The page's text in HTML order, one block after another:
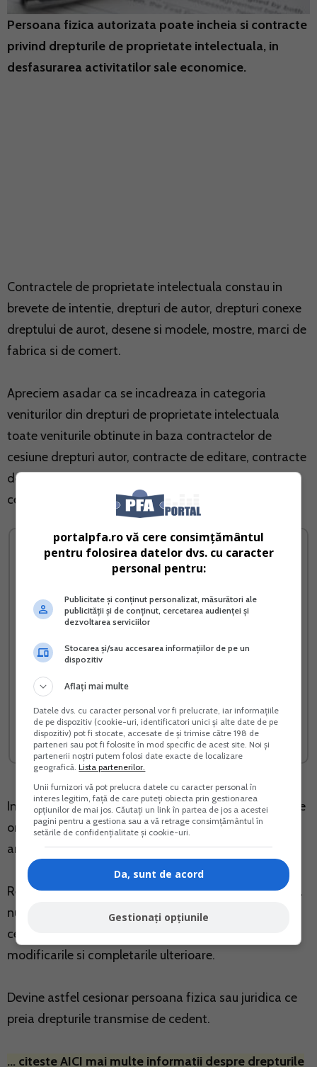
Persoana fizica autorizata poate incheia si contracte
privind drepturile de proprietate intelectuala, in
desfasurarea activitatilor sale economice.
Contractele de proprietate intelectuala constau in
brevete de intentie, drepturi de autor, drepturi conexe
dreptului de aurot, desene si modele, mostre, marci de
fabrica si de comert.
Apreciem asadar ca se incadreaza in categoria
veniturilor din drepturi de proprietate intelectuala
toate veniturile obtinute in baza contractelor de
cesiune drepturi autor, contracte de editare, contracte
de reprezentare teatrala sau de executie muzicala si
cele de inchiriere a unei opere.
Ghid complet Impozitul pe
venit si contributiile
sociale
Vreau acest produs → Vreau acest produs →
In plus, constituie obiect al drepturilor de autor operele
originale de creatie intelectuala in domeniile: literar,
artistic, stiintific.
Referitor la cesiunea drepturilor de autor, precizam ca
numai drepturile patrimoniale ale autorului sunt
cesibile, potrivit art. 39 alin. (1) din Legea nr.8/1996 cu
modificarile si completarile ulterioare.
Devine astfel cesionar persoana fizica sau juridica ce
preia drepturile transmise de cedent.
... citeste AICI mai multe informatii despre drepturile
portalpfa.ro vă cere consimțământul
pentru folosirea datelor dvs. cu caracter
personal pentru:
Publicitate și conținut personalizat, măsurători ale
publicității și de conținut, cercetarea audienței și
dezvoltarea serviciilor
Stocarea și/sau accesarea informațiilor de pe un
dispozitiv
Aflați mai multe
Datele dvs. cu caracter personal vor fi prelucrate, iar informațiile
de pe dispozitiv (cookie-uri, identificatori unici și alte date de pe
dispozitiv) pot fi stocate, accesate de și trimise către 198 de
parteneri sau pot fi folosite în mod specific de acest site. Noi și
partenerii noștri putem folosi date exacte de localizare
geografică.Lista partenerilor.
Unii furnizori vă pot prelucra datele cu caracter personal în
interes legitim, față de care puteți obiecta prin gestionarea
opțiunilor de mai jos. Căutați un link în partea de jos a acestei
pagini pentru a gestiona sau a vă retrage consimțământul în
setările de confidențialitate și cookie-uri.
Da, sunt de acord
Gestionați opțiunile